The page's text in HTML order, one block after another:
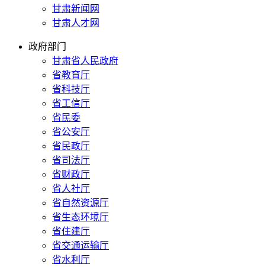
甘肃新闻网
甘肃人才网
政府部门
甘肃省人民政府
省教育厅
省科技厅
省工信厅
省民委
省公安厅
省民政厅
省司法厅
省财政厅
省人社厅
省自然资源厅
省生态环境厅
省住建厅
省交通运输厅
省水利厅